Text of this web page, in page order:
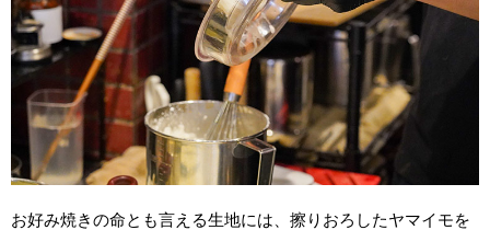
お好み焼きの命とも言える生地には、擦りおろしたヤマイモを